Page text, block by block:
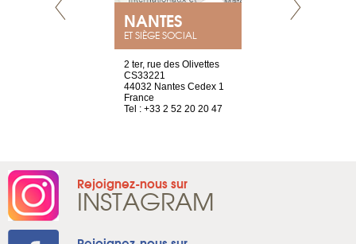
NANTES
ET SIÈGE SOCIAL
2 ter, rue des Olivettes
CS33221
44032 Nantes Cedex 1
France
Tel : +33 2 52 20 20 47
Rejoignez-nous sur
INSTAGRAM